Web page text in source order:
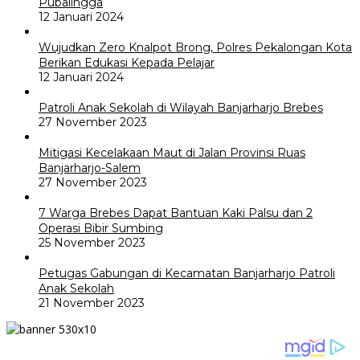
12 Januari 2024
Wujudkan Zero Knalpot Brong, Polres Pekalongan Kota
Berikan Edukasi Kepada Pelajar
12 Januari 2024
Patroli Anak Sekolah di Wilayah Banjarharjo Brebes
27 November 2023
Mitigasi Kecelakaan Maut di Jalan Provinsi Ruas
Banjarharjo-Salem
27 November 2023
7 Warga Brebes Dapat Bantuan Kaki Palsu dan 2
Operasi Bibir Sumbing
25 November 2023
Petugas Gabungan di Kecamatan Banjarharjo Patroli
Anak Sekolah
21 November 2023